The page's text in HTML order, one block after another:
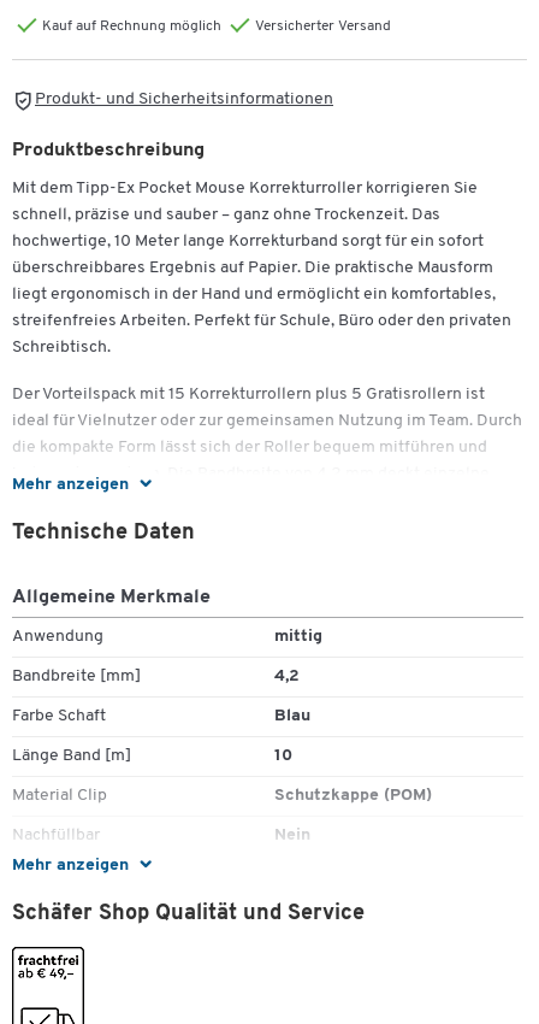
Kauf auf Rechnung möglich Versicherter Versand
Produkt- und Sicherheitsinformationen
Mehr anzeigen
Produktbeschreibung
Mit dem Tipp-Ex Pocket Mouse Korrekturroller korrigieren Sie
schnell, präzise und sauber – ganz ohne Trockenzeit. Das
hochwertige, 10 Meter lange Korrekturband sorgt für ein sofort
überschreibbares Ergebnis auf Papier. Die praktische Mausform
liegt ergonomisch in der Hand und ermöglicht ein komfortables,
streifenfreies Arbeiten. Perfekt für Schule, Büro oder den privaten
Schreibtisch.
Der Vorteilspack mit 15 Korrekturrollern plus 5 Gratisrollern ist
ideal für Vielnutzer oder zur gemeinsamen Nutzung im Team. Durch
die kompakte Form lässt sich der Roller bequem mitführen und
jederzeit einsetzen. Die Bandbreite von 4,2 mm deckt einzelne
Korrigieren von handschriftlichen oder gedruckten Inhalten.
Wichtige Details:
Korrekturlänge: 10 m pro Roller
Bandbreite: 4,2 mm
Sofort überschreibbar
Saubere und trockene Korrektur
Vorteilspackung: 15 + 5 Stück
Verpackungseinheit: 20 Korrekturroller
Mehr anzeigen
Technische Daten
Allgemeine Merkmale
Anwendung mittig
Bandbreite [mm] 4,2
Farbe Schaft Blau
Länge Band [m] 10
Material Clip Schutzkappe (POM)
Nachfüllbar Nein
Schriftfarbe
Stück pro Paket 20
Farben
Farbe
Schäfer Shop Qualität und Service